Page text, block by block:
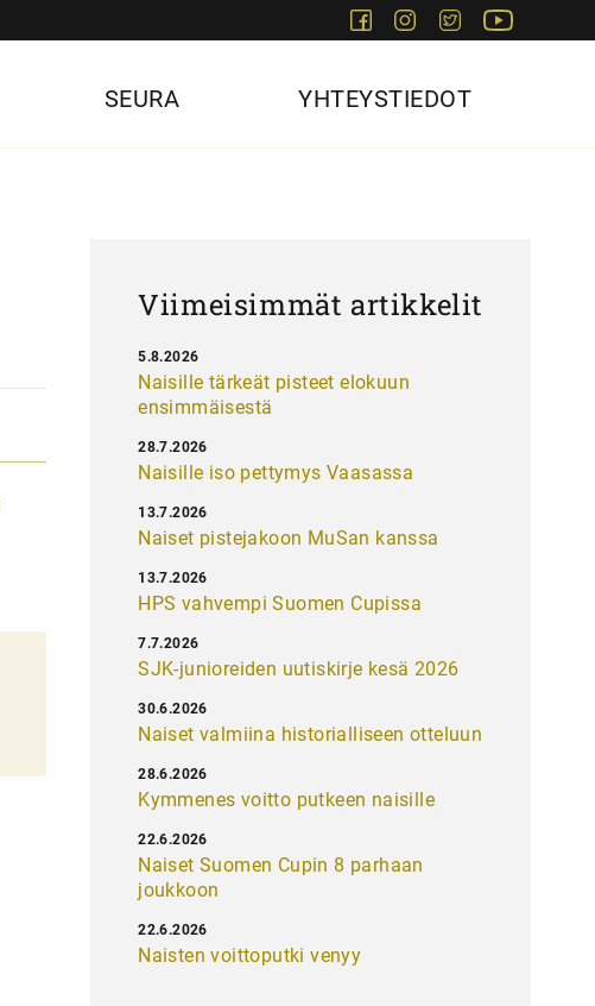
FacebookInstagram
Twitter
SEURA YHTEYSTIEDOT
Viimeisimmät artikkelit
Naisille tärkeät pisteet elokuun
ensimmäisestä
5.8.2026
Naisille iso pettymys Vaasassa
28.7.2026
Naiset pistejakoon MuSan kanssa
13.7.2026
HPS vahvempi Suomen Cupissa
13.7.2026
SJK-junioreiden uutiskirje kesä 2026
7.7.2026
Naiset valmiina historialliseen otteluun
30.6.2026
Kymmenes voitto putkeen naisille
28.6.2026
Naiset Suomen Cupin 8 parhaan
joukkoon
22.6.2026
Naisten voittoputki venyy
22.6.2026